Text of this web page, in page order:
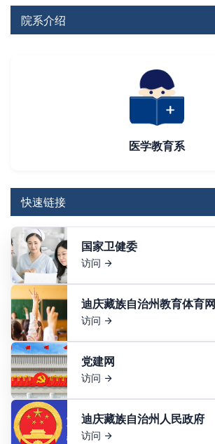
院系介绍
医学教育系
快速链接
国家卫健委
访问
迪庆藏族自治州教育体育网
访问
党建网
访问
迪庆藏族自治州人民政府
访问